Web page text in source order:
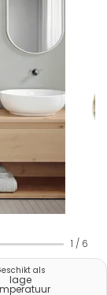
1 / 6
als
lage